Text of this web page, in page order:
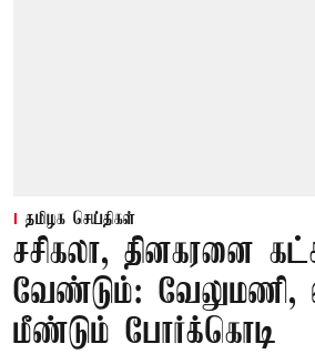
தமிழக செய்திகள்
சசிகலா, தினகரனை
வேண்டும்: வேலுமணி,
மீண்டும் போர்க்கொடி